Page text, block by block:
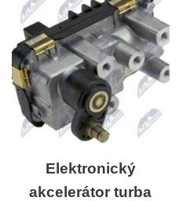
Elektronický
akcelerátor turba